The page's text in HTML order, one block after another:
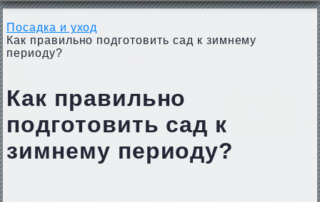
Посадка и уход
Как правильно подготовить сад к зимнему
периоду?
Как правильно
подготовить сад к
зимнему периоду?